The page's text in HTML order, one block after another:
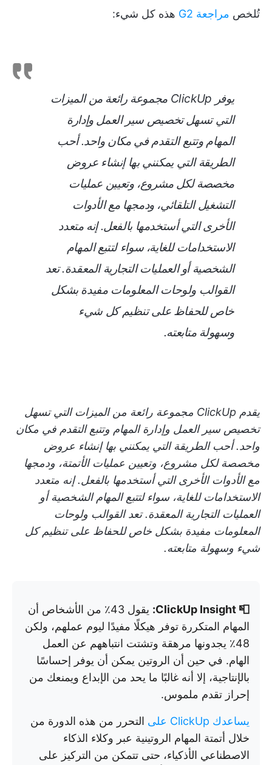
تُلخص مراجعة G2 هذه كل شيء:
يوفر ClickUp مجموعة رائعة من الميزات
التي تسهل تخصيص سير العمل وإدارة
المهام وتتبع التقدم في مكان واحد. أحب
الطريقة التي يمكنني بها إنشاء عروض
مخصصة لكل مشروع، وتعيين عمليات
التشغيل التلقائي، ودمجها مع الأدوات
الأخرى التي أستخدمها بالفعل. إنه متعدد
الاستخدامات للغاية، سواء لتتبع المهام
الشخصية أو العمليات التجارية المعقدة. تعد
القوالب ولوحات المعلومات مفيدة بشكل
خاص للحفاظ على تنظيم كل شيء
وسهولة متابعته.
يقدم ClickUp مجموعة رائعة من الميزات التي تسهل
تخصيص سير العمل وإدارة المهام وتتبع التقدم في مكان
واحد. أحب الطريقة التي يمكنني بها إنشاء عروض
مخصصة لكل مشروع، وتعيين عمليات الأتمتة، ودمجها
مع الأدوات الأخرى التي أستخدمها بالفعل. إنه متعدد
الاستخدامات للغاية، سواء لتتبع المهام الشخصية أو
العمليات التجارية المعقدة. تعد القوالب ولوحات
المعلومات مفيدة بشكل خاص للحفاظ على تنظيم كل
شيء وسهولة متابعته.
📮 ClickUp Insight:
يقول 43٪ من الأشخاص أن
المهام المتكررة توفر هيكلًا مفيدًا ليوم عملهم، ولكن
48٪ يجدونها مرهقة وتشتت انتباههم عن العمل
الهام. في حين أن الروتين يمكن أن يوفر إحساسًا
بالإنتاجية، إلا أنه غالبًا ما يحد من الإبداع ويمنعك من
إحراز تقدم ملموس.
يساعدك ClickUp على
التحرر من هذه الدورة من
خلال أتمتة المهام الروتينية عبر وكلاء الذكاء
الاصطناعي الأذكياء، حتى تتمكن من التركيز على